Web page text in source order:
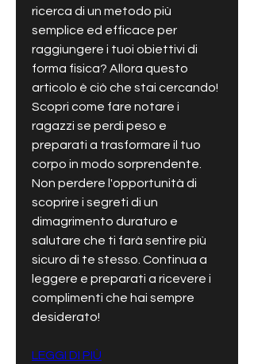
ricerca di un metodo più
semplice ed efficace per
raggiungere i tuoi obiettivi di
forma fisica? Allora questo
articolo è ciò che stai cercando!
Scopri come fare notare i
ragazzi se perdi peso e
preparati a trasformare il tuo
corpo in modo sorprendente.
Non perdere l'opportunità di
scoprire i segreti di un
dimagrimento duraturo e
salutare che ti farà sentire più
sicuro di te stesso. Continua a
leggere e preparati a ricevere i
complimenti che hai sempre
desiderato!
LEGGI DI PIÙ